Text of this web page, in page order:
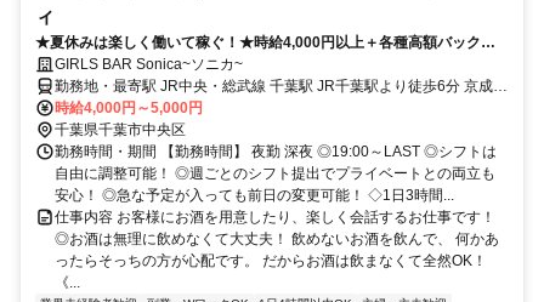
ィ
★夏休みは楽しく働いて稼ぐ！★時給4,000円以上＋各種高額バックあ
り！友達紹介で50,000円支給！
GIRLS BAR Sonica~ソニカ~
勤務地・最寄駅 JR中央・総武線 千葉駅 JR千葉駅より徒歩6分 京成千
葉線 千葉中央駅 京成千葉中央駅より徒歩3分 JR内房線 五井駅 電車で
10分程
時給4,000円～5,000円
千葉県千葉市中央区
勤務時間・期間 【勤務時間】 夜勤 深夜 ◎19:00～LAST ◎シフトは
自由に調整可能！ ◎週ごとのシフト提出でプライベートとの両立も
安心！ ◎急な予定が入っても前日の変更可能！ ◇1日3時間...
仕事内容 お客様にお酒を用意したり、楽しく会話するお仕事です！
◎お酒は無理に飲めなくて大丈夫！ 飲めないお酒を飲んで、 何かあ
ったらそっちの方が心配です。 だからお酒は飲まなくて全然OK！
《...